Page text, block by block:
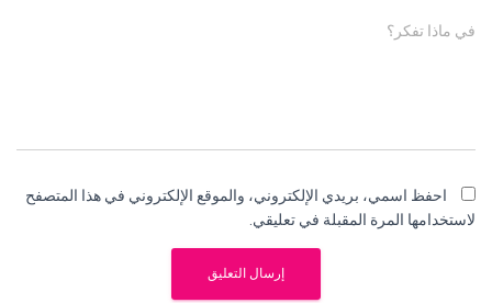
في ماذا تفكر؟
احفظ اسمي، بريدي الإلكتروني، والموقع الإلكتروني في هذا المتصفح
لاستخدامها المرة المقبلة في تعليقي.